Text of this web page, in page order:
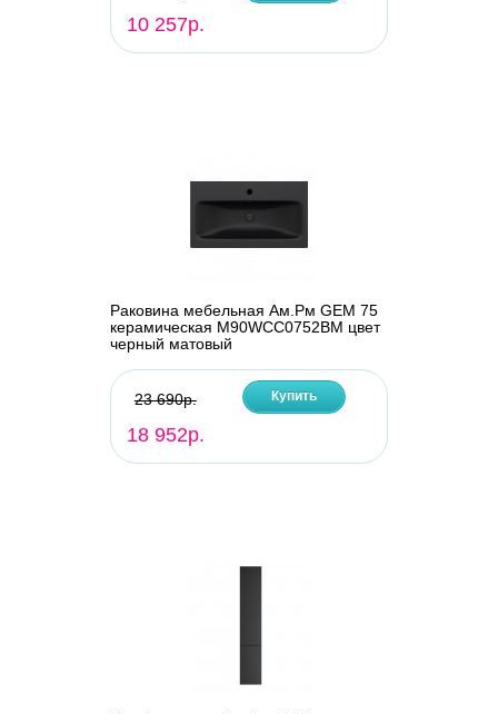
10 257р.
Раковина мебельная Ам.Рм GEM 75
керамическая M90WCC0752BM цвет
черный матовый
23 690р.
18 952р.
Купить